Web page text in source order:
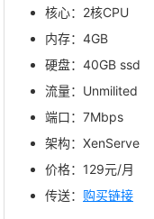
核心：2核CPU
内存：4GB
硬盘：40GB ssd
流量：Unmilited
端口：7Mbps
架构：XenServer
价格：129元/月
传送： 购买链接